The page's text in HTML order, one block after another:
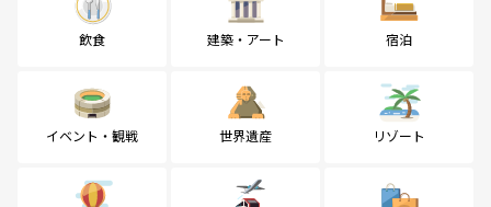
飲食 建築・アート 宿泊
イベント・観戦 世界遺産 リゾート